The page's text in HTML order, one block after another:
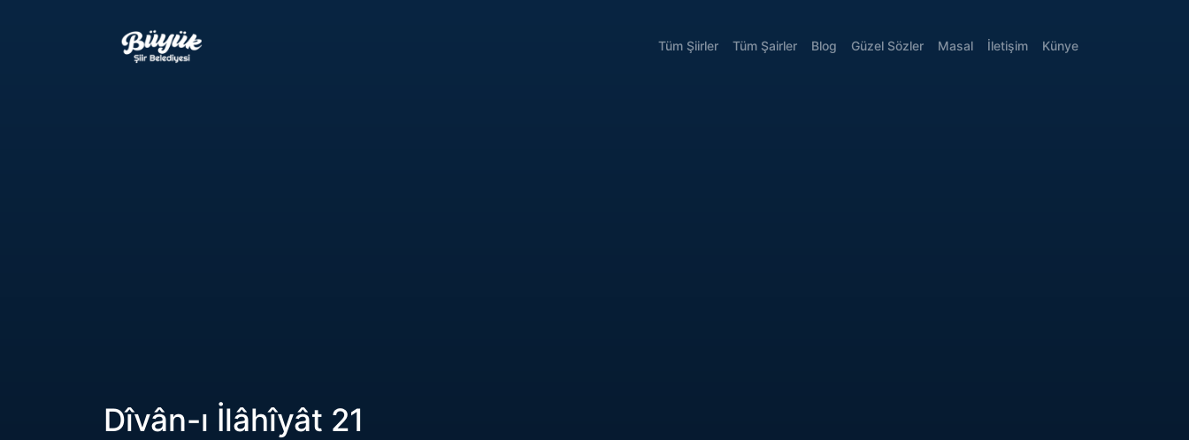
Tüm Şiirler Tüm Şairler Blog Güzel Sözler Masal İletişim Künye
Dîvân-ı İlâhîyât 21